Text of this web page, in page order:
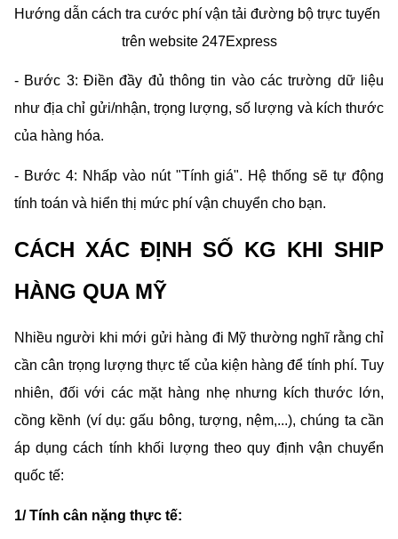
Hướng dẫn cách tra cước phí vận tải đường bộ trực tuyến
trên website 247Express
- Bước 3: Điền đầy đủ thông tin vào các trường dữ liệu
như địa chỉ gửi/nhận, trọng lượng, số lượng và kích thước
của hàng hóa.
- Bước 4: Nhấp vào nút "Tính giá". Hệ thống sẽ tự động
tính toán và hiển thị mức phí vận chuyển cho bạn.
CÁCH XÁC ĐỊNH SỐ KG KHI SHIP
HÀNG QUA MỸ
Nhiều người khi mới gửi hàng đi Mỹ thường nghĩ rằng chỉ
cần cân trọng lượng thực tế của kiện hàng để tính phí. Tuy
nhiên, đối với các mặt hàng nhẹ nhưng kích thước lớn,
cồng kềnh (ví dụ: gấu bông, tượng, nệm,...), chúng ta cần
áp dụng cách tính khối lượng theo quy định vận chuyển
quốc tế:
1/ Tính cân nặng thực tế: